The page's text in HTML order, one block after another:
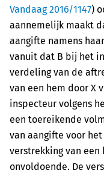
Vandaag 2016/1147)
aannemelijk maakt
aangifte namens
vanuit dat B bij het
verdeling van de
van een hem door X
inspecteur volgens
een toereikende
van aangifte voor het
verstrekking van een
onvoldoende. De